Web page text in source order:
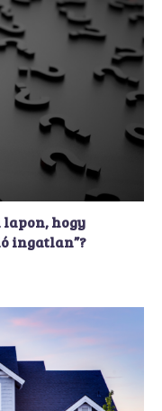
hogy
ingatlan”?